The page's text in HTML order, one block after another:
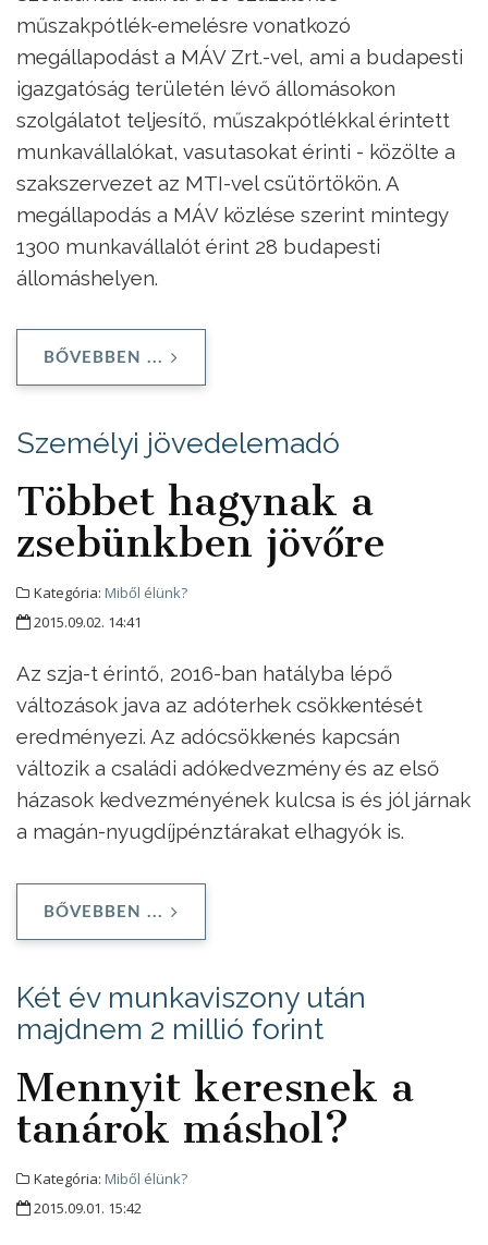
műszakpótlék-emelésre vonatkozó
megállapodást a MÁV Zrt.-vel, ami a budapesti
igazgatóság területén lévő állomásokon
szolgálatot teljesítő, műszakpótlékkal érintett
munkavállalókat, vasutasokat érinti - közölte a
szakszervezet az MTI-vel csütörtökön. A
megállapodás a MÁV közlése szerint mintegy
1300 munkavállalót érint 28 budapesti
állomáshelyen.
BŐVEBBEN ...
Személyi jövedelemadó
Többet hagynak a
zsebünkben jövőre
Kategória: Miből élünk?
2015.09.02. 14:41
Az szja-t érintő, 2016-ban hatályba lépő
változások java az adóterhek csökkentését
eredményezi. Az adócsökkenés kapcsán
változik a családi adókedvezmény és az első
házasok kedvezményének kulcsa is és jól járnak
a magán-nyugdíjpénztárakat elhagyók is.
BŐVEBBEN ...
Két év munkaviszony után
majdnem 2 millió forint
Mennyit keresnek a
tanárok máshol?
Kategória: Miből élünk?
2015.09.01. 15:42